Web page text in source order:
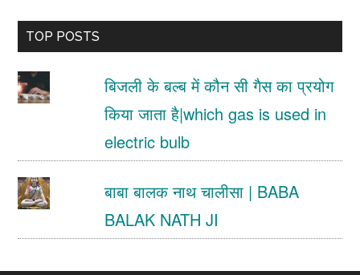
site
...TOP POSTS
बिजली के बल्ब में कौन सी गैस का प्रयोग
किया जाता है|which gas is used in
electric bulb
बाबा बालक नाथ चालीसा | BABA
BALAK NATH JI